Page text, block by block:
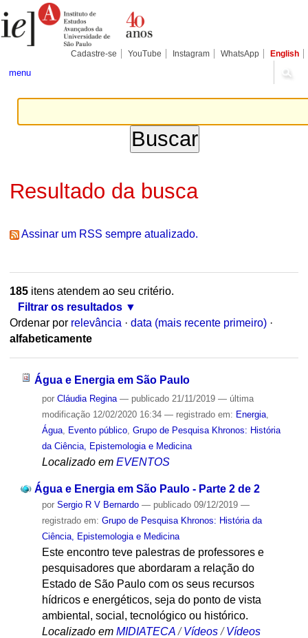
para
conteúdo.
Pessoais
Cadastre-se YouTube Instagram WhatsApp English
menu
Resultado da busca
Assinar um RSS sempre atualizado.
185itens atendem ao seu critério.
Filtrar os resultados
Ordenar por relevância · data (mais recente primeiro) ·
alfabeticamente
Água e Energia em São Paulo
por Cláudia Regina — publicado21/11/2019 — última
modificação12/02/2020 16:34 — registrado em: Energia,
Água, Evento público, Grupo de Pesquisa Khronos: História
da Ciência, Epistemologia e Medicina
Localizado em EVENTOS
Água e Energia em São Paulo - Parte 2 de 2
por Sergio R V Bernardo — publicado09/12/2019 —
registrado em: Grupo de Pesquisa Khronos: História da
Ciência, Epistemologia e Medicina
Este encontro teve palestras de professores e
pesquisadores que abordaram a relação do
Estado de São Paulo com os seus recursos
hídricos e energéticos, seja do ponto de vista
ambiental, social, tecnológico ou histórico.
Localizado em MIDIATECA /Vídeos /Vídeos